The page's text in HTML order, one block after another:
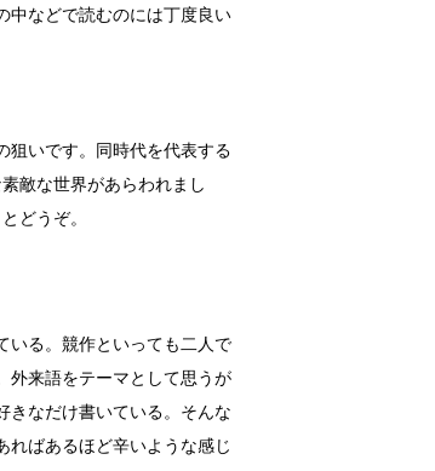
中などで読むのには丁度良い
いです。同時代を代表する
敵な世界があらわれまし
どうぞ。
いる。競作といっても二人で
外来語をテーマとして思うが
きなだけ書いている。そんな
ればあるほど辛いような感じ